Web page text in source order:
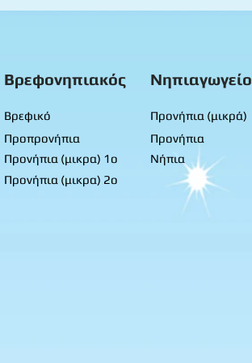
Βρεφονηπιακός Νηπιαγωγείο
Βρεφικό
Προπρονήπια
Προνήπια (μικρα) 1ο
Προνήπια (μικρα) 2ο
Προνήπια (μικρά)
Προνήπια
Νήπια